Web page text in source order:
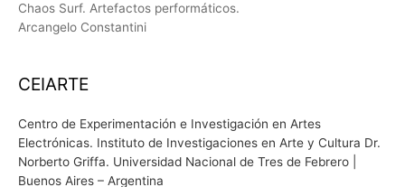
Chaos Surf. Artefactos performáticos.
Arcangelo Constantini
CEIARTE
Centro de Experimentación e Investigación en Artes
Electrónicas. Instituto de Investigaciones en Arte y Cultura Dr.
Norberto Griffa. Universidad Nacional de Tres de Febrero |
Buenos Aires – Argentina